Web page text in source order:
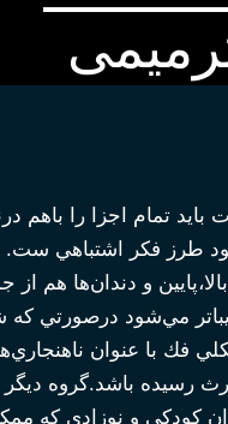
تمام اجزا را باهم
طرز فكر اشتباهي ست.
و دندان‌ها هم از
مي‌شود درصورتي كه
فك با عنوان
رسيده باشد.گروه ديگر
كودكي و نوزادي كه